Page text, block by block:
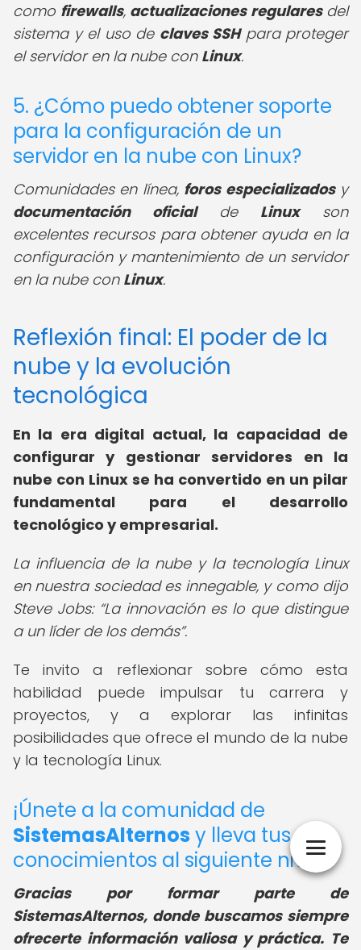
como firewalls, actualizaciones regularesdel
sistema y el uso de claves SSHpara proteger
el servidor en la nube con Linux.
5. ¿Cómo puedo obtener soporte
para la configuración de un
servidor en la nube con Linux?
Comunidades en línea, foros especializadosy
documentación oficialde Linuxson
excelentes recursos para obtener ayuda en la
configuración y mantenimiento de un servidor
en la nube con Linux.
Reflexión final: El poder de la
nube y la evolución
tecnológica
En la era digital actual, la capacidad de
configurar y gestionar servidores en la
nube con Linux se ha convertido en un pilar
fundamental para el desarrollo
tecnológico y empresarial.
La influencia de la nube y la tecnología Linux
en nuestra sociedad es innegable, y como dijo
Steve Jobs: La innovación es lo que distingue
a un líder de los demás .
Te invito a reflexionar sobre cómo esta
habilidad puede impulsar tu carrera y
proyectos, y a explorar las infinitas
posibilidades que ofrece el mundo de la nube
y la tecnología Linux.
¡Únete a la comunidad de
SistemasAlternos y lleva tus
conocimientos al siguiente nivel!
Gracias por formar parte de
SistemasAlternos, donde buscamos siempre
ofrecerte información valiosa y práctica. Te